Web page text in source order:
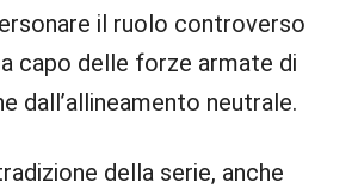
il ruolo controverso
capo delle forze armate di
dall’allineamento neutrale.
della serie, anche